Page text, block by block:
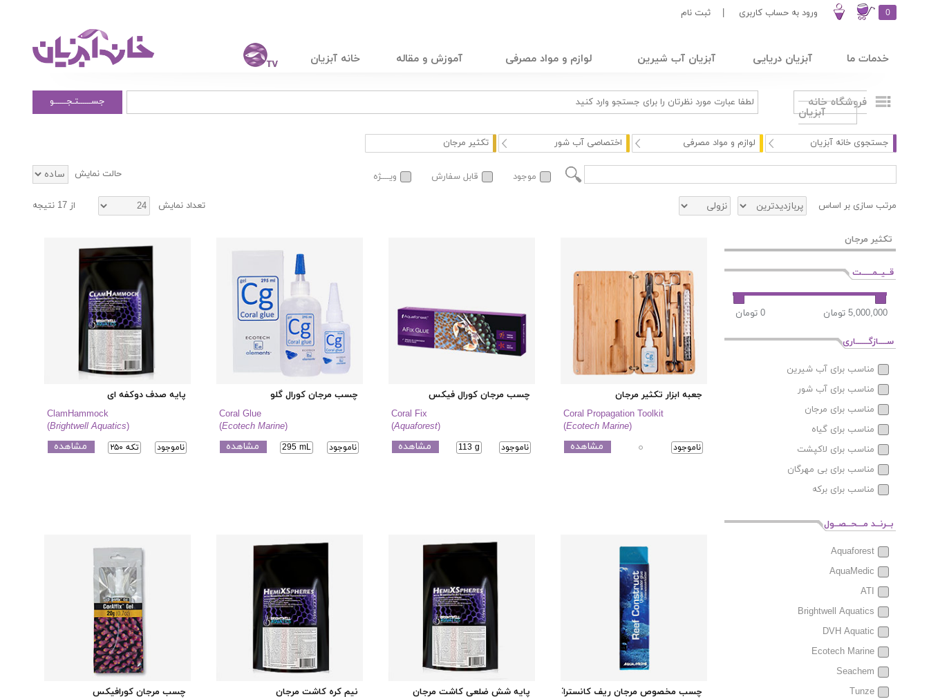
0 ورود به حساب کاربری ثبت نام
خدمات ما آبزیان دریایی آبزیان آب شیرین لوازم و مواد مصرفی آموزش و مقاله خانه آبزیان
فروشگاه خانه
آبزیان
جســــــتـجــــــو
جستجوی خانه آبزیان لوازم و مواد مصرفی اختصاصی آب شور تکثیر مرجان
موجود قابل سفارش ویــــژه حالت نمایش
مرتب سازی بر اساس تعداد نمایش از 17 نتیجه
تکثیر مرجان
قــیــمـــــت
ســــازگــــــاری
مناسب برای آب شیرین
مناسب برای آب شور
مناسب برای مرجان
مناسب برای گیاه
مناسب برای لاکپشت
مناسب برای بی مهرگان
مناسب برای برکه
بــرنــد مـــحــصــول
Aquaforest
AquaMedic
ATI
Brightwell Aquatics
DVH Aquatic
Ecotech Marine
Seachem
Tunze
جعبه ابزار تکثیر مرجان
Coral Propagation Toolkit
(Ecotech Marine)
ناموجود مشاهده
چسب مرجان کورال فیکس
Coral Fix
(Aquaforest)
ناموجود 113 g مشاهده
چسب مرجان کورال گلو
Coral Glue
(Ecotech Marine)
ناموجود 295 mL مشاهده
پایه صدف دوکفه ای
ClamHammock
(Brightwell Aquatics)
ناموجود ۲۵۰ تکه مشاهده
چسب مخصوص مرجان ریف کانستراکت
پایه شش ضلعی کاشت مرجان
نیم کره کاشت مرجان
چسب مرجان کورافیکس